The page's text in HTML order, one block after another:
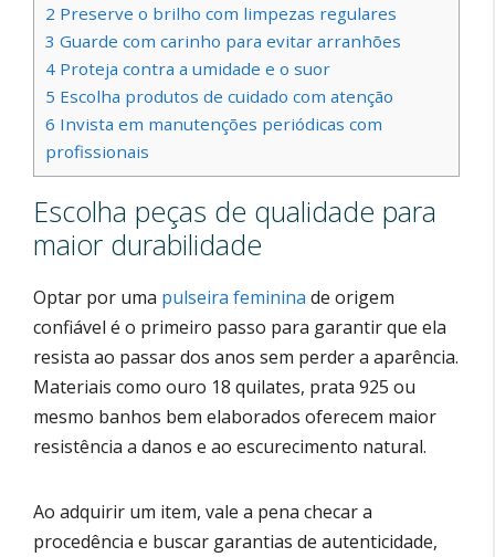
2 Preserve o brilho com limpezas regulares
3 Guarde com carinho para evitar arranhões
4 Proteja contra a umidade e o suor
5 Escolha produtos de cuidado com atenção
6 Invista em manutenções periódicas com
profissionais
Escolha peças de qualidade para
maior durabilidade
Optar por uma pulseira feminina de origem
confiável é o primeiro passo para garantir que ela
resista ao passar dos anos sem perder a aparência.
Materiais como ouro 18 quilates, prata 925 ou
mesmo banhos bem elaborados oferecem maior
resistência a danos e ao escurecimento natural.
Ao adquirir um item, vale a pena checar a
procedência e buscar garantias de autenticidade,